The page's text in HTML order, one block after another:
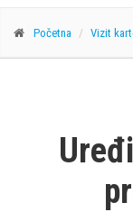
Početna Vizit